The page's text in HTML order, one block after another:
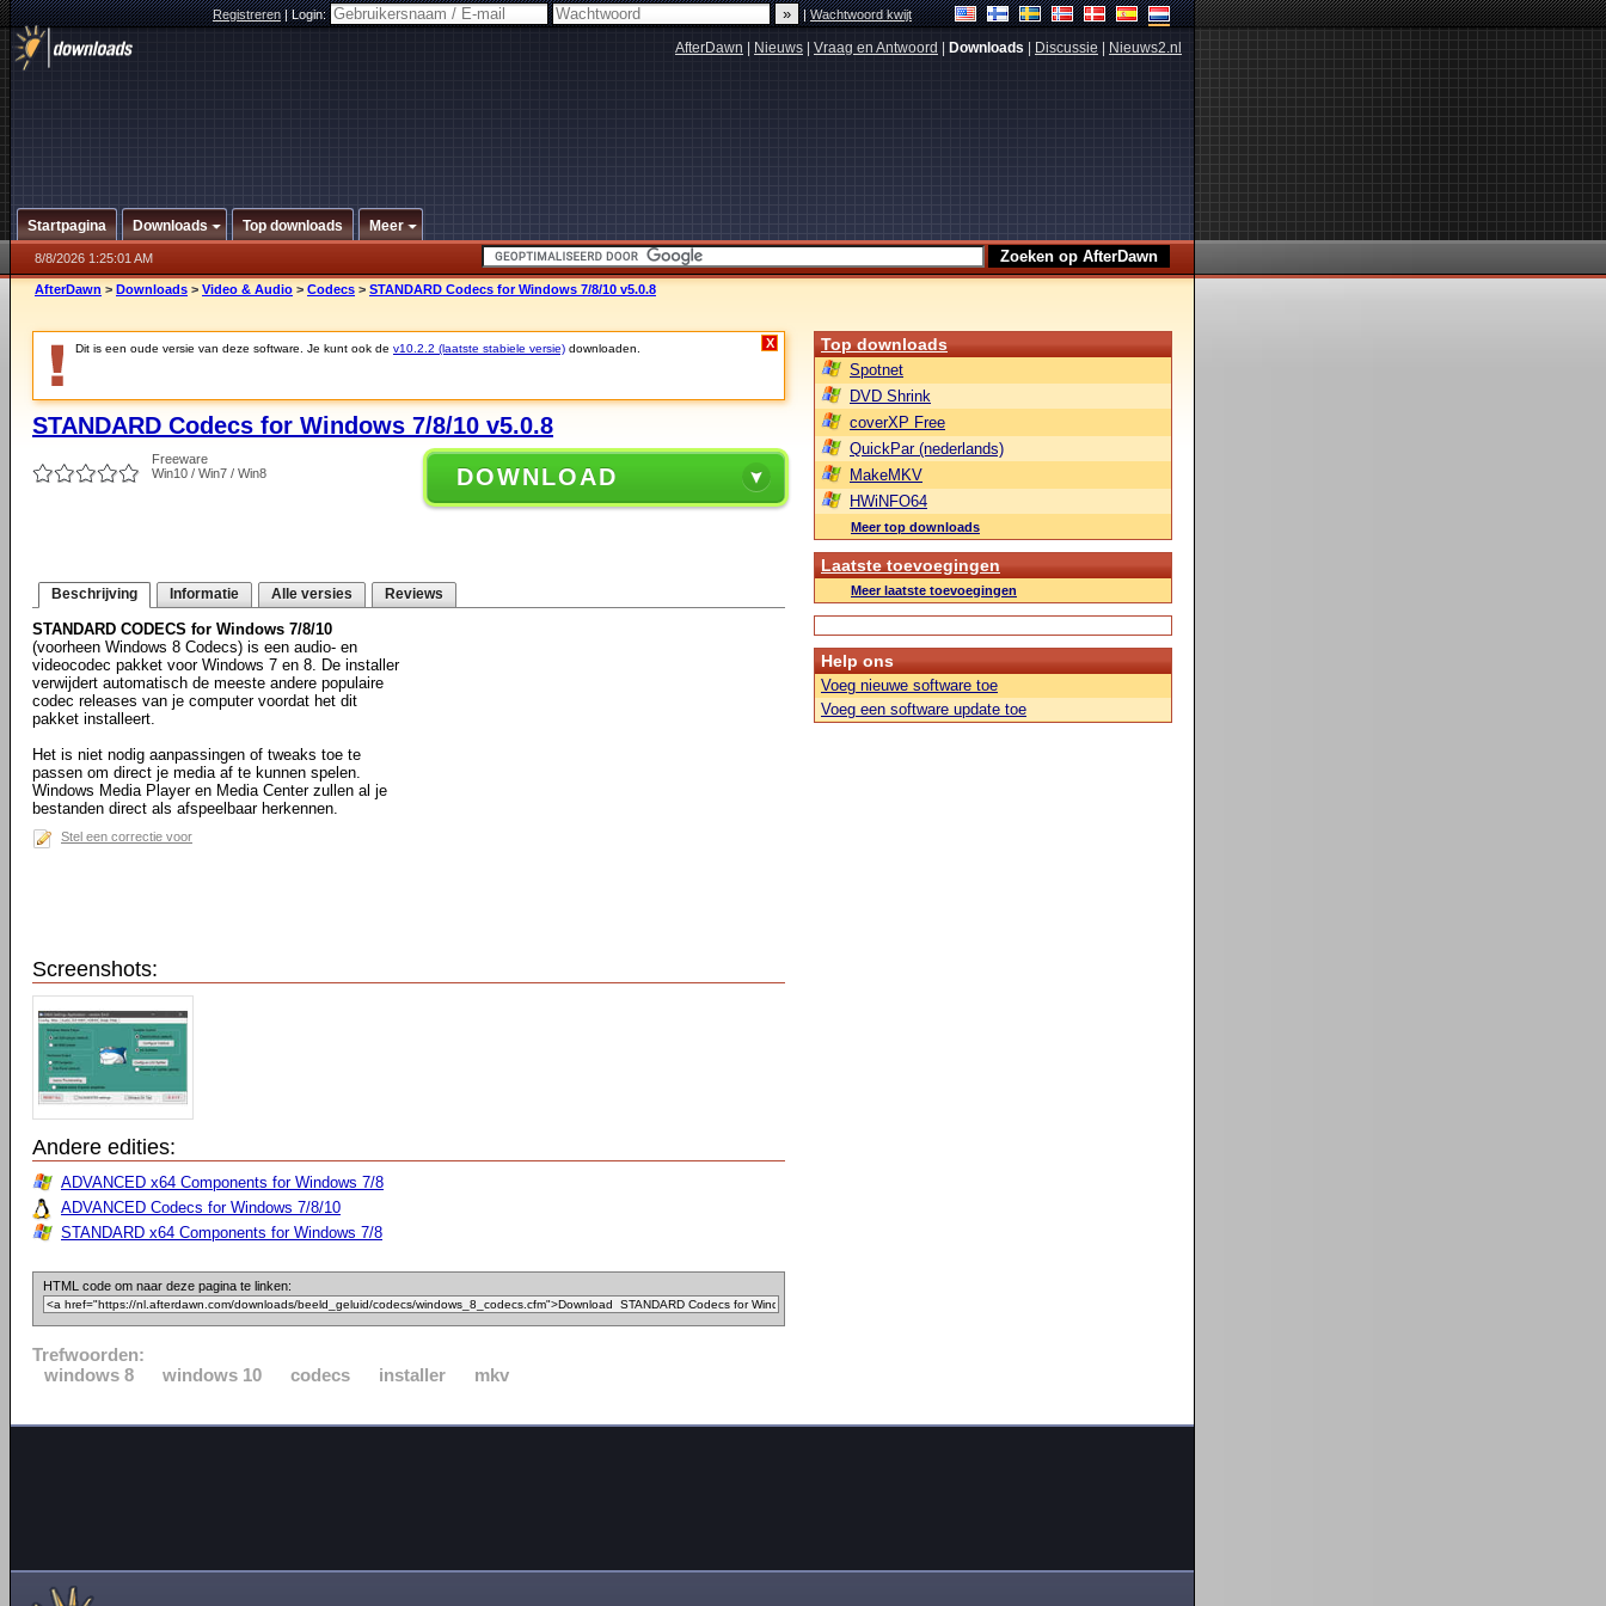
Registreren|Login: |Wachtwoord kwijt
AfterDawn Nieuws Vraag en Antwoord Downloads Discussie Nieuws2.nl
Startpagina Downloads Top downloads Meer
8/8/2026 1:25:01 AM
AfterDawn > Downloads > Video & Audio > Codecs > STANDARD Codecs for Windows 7/8/10 v5.0.8
Dit is een oude versie van deze software. Je kunt ook de v10.2.2 (laatste stabiele versie) downloaden. X
STANDARD Codecs for Windows 7/8/10 v5.0.8
Freeware
Win10 / Win7 / Win8
DOWNLOAD
Beschrijving Informatie Alle versies Reviews
STANDARD CODECS for Windows 7/8/10
(voorheen Windows 8 Codecs) is een audio- en
videocodec pakket voor Windows 7 en 8. De installer
verwijdert automatisch de meeste andere populaire
codec releases van je computer voordat het dit
pakket installeert.
Het is niet nodig aanpassingen of tweaks toe te
passen om direct je media af te kunnen spelen.
Windows Media Player en Media Center zullen al je
bestanden direct als afspeelbaar herkennen.
Stel een correctie voor
Screenshots:
Andere edities:
ADVANCED x64 Components for Windows 7/8
ADVANCED Codecs for Windows 7/8/10
STANDARD x64 Components for Windows 7/8
HTML code om naar deze pagina te linken:
Trefwoorden:
windows 8
windows 10 codecs installer mkv
Top downloads
Spotnet
DVD Shrink
coverXP Free
QuickPar (nederlands)
MakeMKV
HWiNFO64
Meer top downloads
Laatste toevoegingen
Meer laatste toevoegingen
Help ons
Voeg nieuwe software toe
Voeg een software update toe